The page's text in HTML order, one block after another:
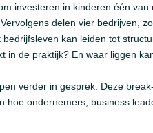
investeren in kinderen één
delen vier bedrijven,
kan leiden tot
in de praktijk? En waar liggen
verder in gesprek. Deze
hoe ondernemers, business